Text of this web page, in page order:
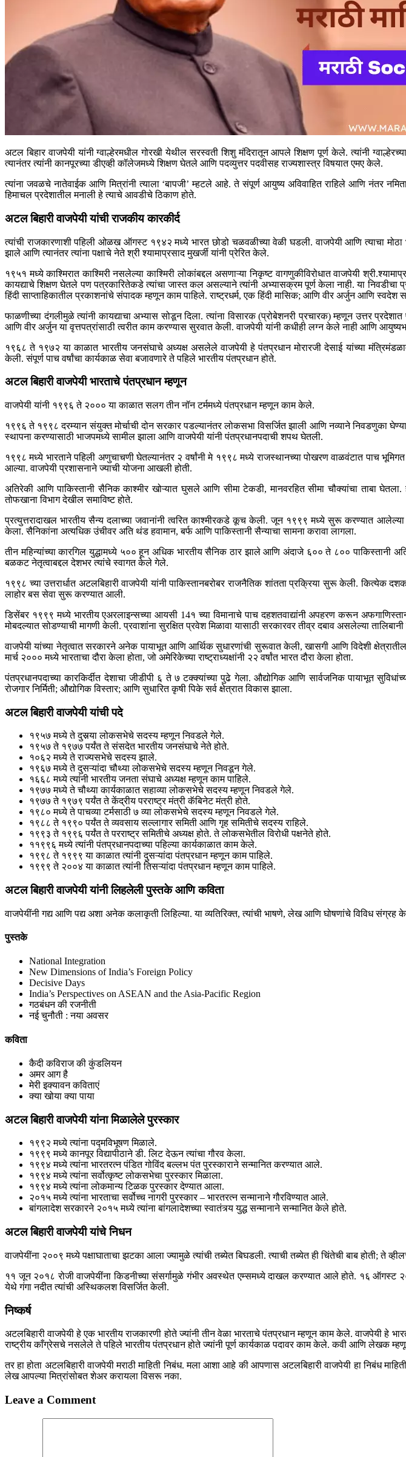
अटल बिहार वाजपेयी यांनी ग्वाल्हेरमधील गोरखी येथील सरस्वती शिशु मंदिरातून आपले शिक्षण पूर्ण केले. त्यांनी
त्यानंतर त्यांनी कानपूरच्या डीएव्ही कॉलेजमध्ये शिक्षण घेतले आणि पदव्युत्तर पदवीसह राज्यशास्त्र विषयात एमए केले.
त्यांना जवळचे नातेवाईक आणि मित्रांनी त्याला ‘बापजी’ म्हटले आहे. ते संपूर्ण आयुष्य अविवाहित राहिले आणि नंतर
हिमाचल प्रदेशातील मनाली हे त्याचे आवडीचे ठिकाण होते.
अटल बिहारी वाजपेयी यांची राजकीय कारकीर्द
त्यांची राजकारणाशी पहिली ओळख ऑगस्ट १९४२ मध्ये भारत छोडो चळवळीच्या वेळी घडली. वाजपेयी आणि त्याचा
झाले आणि त्यानंतर त्यांना पक्षाचे नेते श्री श्यामाप्रसाद मुखर्जी यांनी प्रेरित केले.
१९५१ मध्ये काश्मिरात काश्मिरी नसलेल्या काश्मिरी लोकांबद्दल असणाऱ्या निकृष्ट वागणुकीविरोधात वाजपेयी
कायद्याचे शिक्षण घेतले पण पत्रकारितेकडे त्यांचा जास्त कल असल्याने त्यांनी अभ्यासक्रम पूर्ण केला नाही. या निवडीचा
हिंदी साप्ताहिकातील प्रकाशनांचे संपादक म्हणून काम पाहिले. राष्ट्रधर्म, एक हिंदी मासिक; आणि वीर अर्जुन आणि स्वदेश
फाळणीच्या दंगलीमुळे त्यांनी कायद्याचा अभ्यास सोडून दिला. त्यांना विसारक (प्रोबेशनरी प्रचारक) म्हणून उत्तर
आणि वीर अर्जुन या वृत्तपत्रांसाठी त्वरीत काम करण्यास सुरवात केली. वाजपेयी यांनी कधीही लग्न केले नाही आणि
१९६८ ते १९७२ या काळात भारतीय जनसंघाचे अध्यक्ष असलेले वाजपेयी हे पंतप्रधान मोरारजी देसाई यांच्या
केली. संपूर्ण पाच वर्षांचा कार्यकाळ सेवा बजावणारे ते पहिले भारतीय पंतप्रधान होते.
अटल बिहारी वाजपेयी भारताचे पंतप्रधान म्हणून
वाजपेयी यांनी १९९६ ते २००० या काळात सलग तीन नॉन टर्ममध्ये पंतप्रधान म्हणून काम केले.
१९९६ ते १९९८ दरम्यान संयुक्त मोर्चाची दोन सरकार पडल्यानंतर लोकसभा विसर्जित झाली आणि नव्याने निवडणुका
स्थापना करण्यासाठी भाजपमध्ये सामील झाला आणि वाजपेयी यांनी पंतप्रधानपदाची शपथ घेतली.
१९९८ मध्ये भारताने पहिली अणुचाचणी घेतल्यानंतर २ वर्षांनी मे १९९८ मध्ये राजस्थानच्या पोखरण वाळवंटात पाच
आल्या. वाजपेयी प्रशासनाने ज्याची योजना आखली होती.
अतिरेकी आणि पाकिस्तानी सैनिक काश्मीर खोऱ्यात घुसले आणि सीमा टेकडी, मानवरहित सीमा चौक्यांचा ताबा
तोफखाना विभाग देखील समाविष्ट होते.
प्रत्युत्तरादाखल भारतीय सैन्य दलाच्या जवानांनी त्वरित काश्मीरकडे कूच केली. जून १९९९ मध्ये सुरू करण्यात
केला. सैनिकांना अत्यधिक उंचीवर अति थंड हवामान, बर्फ आणि पाकिस्तानी सैन्याचा सामना करावा लागला.
तीन महिन्यांच्या कारगिल युद्धामध्ये ५०० हून अधिक भारतीय सैनिक ठार झाले आणि अंदाजे ६०० ते ८०० पाकिस्तानी
बळकट नेतृत्वाबद्दल देशभर त्यांचे स्वागत केले गेले.
१९९८ च्या उत्तरार्धात अटलबिहारी वाजपेयी यांनी पाकिस्तानबरोबर राजनैतिक शांतता प्रक्रिया सुरू केली. कित्येक
लाहोर बस सेवा सुरू करण्यात आली.
डिसेंबर १९९९ मध्ये भारतीय एअरलाइन्सच्या आयसी 14१ च्या विमानाचे पाच दहशतवाद्यांनी अपहरण करून
मोबदल्यात सोडण्याची मागणी केली. प्रवाशांना सुरक्षित प्रवेश मिळावा यासाठी सरकारवर तीव्र दबाव असलेल्या
वाजपेयी यांच्या नेतृत्वात सरकारने अनेक पायाभूत आणि आर्थिक सुधारणांची सुरूवात केली, खासगी आणि विदेशी
मार्च २००० मध्ये भारताचा दौरा केला होता, जो अमेरिकेच्या राष्ट्राध्यक्षांनी २२ वर्षांत भारत दौरा केला होता.
पंतप्रधानपदाच्या कारकिर्दीत देशाचा जीडीपी ६ ते ७ टक्क्यांच्या पुढे गेला. औद्योगिक आणि सार्वजनिक पायाभूत
रोजगार निर्मिती; औद्योगिक विस्तार; आणि सुधारित कृषी पिके सर्व क्षेत्रात विकास झाला.
अटल बिहारी वाजपेयी यांची पदे
१९५७ मध्ये ते दुसर्‍या लोकसभेचे सदस्य म्हणून निवडले गेले.
१९५७ ते १९७७ पर्यंत ते संसदेत भारतीय जनसंघाचे नेते होते.
१०६२ मध्ये ते राज्यसभेचे सदस्य झाले.
१९६७ मध्ये ते दुसऱ्यांदा चौथ्या लोकसभेचे सदस्य म्हणून निवडून गेले.
१६६८ मध्ये त्यांनी भारतीय जनता संघाचे अध्यक्ष म्हणून काम पाहिले.
१९७७ मध्ये ते चौथ्या कार्यकाळात सहाव्या लोकसभेचे सदस्य म्हणून निवडले गेले.
१९७७ ते १९७९ पर्यंत ते केंद्रीय परराष्ट्र मंत्री कॅबिनेट मंत्री होते.
१९८० मध्ये ते पाचव्या टर्मसाठी ७ व्या लोकसभेचे सदस्य म्हणून निवडले गेले.
१९८८ ते १९९० पर्यंत ते व्यवसाय सल्लागार समिती आणि गृह समितीचे सदस्य राहिले.
१९९३ ते १९९६ पर्यंत ते परराष्ट्र समितीचे अध्यक्ष होते. ते लोकसभेतील विरोधी पक्षनेते होते.
११९९६ मध्ये त्यांनी पंतप्रधानपदाच्या पहिल्या कार्यकाळात काम केले.
१९९८ ते १९९९ या काळात त्यांनी दुसऱ्यांदा पंतप्रधान म्हणून काम पाहिले.
१९९९ ते २००४ या काळात त्यांनी तिसऱ्यांदा पंतप्रधान म्हणून काम पाहिले.
अटल बिहारी वाजपेयी यांनी लिहलेली पुस्तके आणि कविता
वाजपेयींनी गद्य आणि पद्य अशा अनेक कलाकृती लिहिल्या. या व्यतिरिक्त, त्यांची भाषणे, लेख आणि घोषणांचे विविध संग्रह
पुस्तके
National Integration
New Dimensions of India’s Foreign Policy
Decisive Days
India’s Perspectives on ASEAN and the Asia-Pacific Region
गठबंधन की रजनीती
नई चुनौती : नया अवसर
कविता
कैदी कविराज की कुंडलियन
अमर आग है
मेरी इक्यावन कविताएं
क्या खोया क्या पाया
अटल बिहारी वाजपेयी यांना मिळालेले पुरस्कार
१९९२ मध्ये त्यांना पद्मविभूषण मिळाले.
१९९९ मध्ये कानपूर विद्यापीठाने डी. लिट देऊन त्यांचा गौरव केला.
१९९४ मध्ये त्यांना भारतरत्न पंडित गोविंद बल्लभ पंत पुरस्काराने सन्मानित करण्यात आले.
१९९४ मध्ये त्यांना सर्वोत्कृष्ट लोकसभेचा पुरस्कार मिळाला.
१९९४ मध्ये त्यांना लोकमान्य टिळक पुरस्कार देण्यात आला.
२०१५ मध्ये त्यांना भारताचा सर्वोच्च नागरी पुरस्कार – भारतरत्न सन्मानाने गौरविण्यात आले.
बांगलादेश सरकारने २०१५ मध्ये त्यांना बांगलादेशच्या स्वातंत्र्य युद्ध सन्मानाने सन्मानित केले होते.
अटल बिहारी वाजपेयी यांचे निधन
वाजपेयींना २००९ मध्ये पक्षाघाताचा झटका आला ज्यामुळे त्यांची तब्येत बिघडली. त्याची तब्येत ही चिंतेची बाब होती;
११ जून २०१८ रोजी वाजपेयींना किडनीच्या संसर्गामुळे गंभीर अवस्थेत एम्समध्ये दाखल करण्यात आले होते. १६ ऑगस्ट
येथे गंगा नदीत त्यांची अस्थिकलश विसर्जित केली.
निष्कर्ष
अटलबिहारी वाजपेयी हे एक भारतीय राजकारणी होते ज्यांनी तीन वेळा भारताचे पंतप्रधान म्हणून काम केले. वाजपेयी
राष्ट्रीय काँग्रेसचे नसलेले ते पहिले भारतीय पंतप्रधान होते ज्यांनी पूर्ण कार्यकाळ पदावर काम केले. कवी आणि लेखक
तर हा होता अटलबिहारी वाजपेयी मराठी माहिती निबंध. मला आशा आहे की आपणास अटलबिहारी वाजपेयी हा
लेख आपल्या मित्रांसोबत शेअर करायला विसरू नका.
Leave a Comment